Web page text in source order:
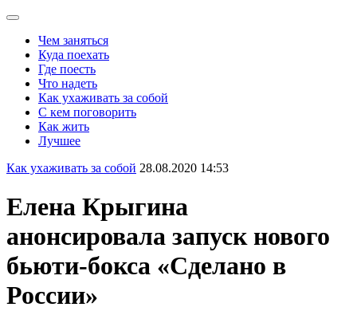
Чем заняться
Куда поехать
Где поесть
Что надеть
Как ухаживать за собой
С кем поговорить
Как жить
Лучшее
Как ухаживать за собой 28.08.2020 14:53
Елена Крыгина
анонсировала запуск нового
бьюти-бокса «Сделано в
России»